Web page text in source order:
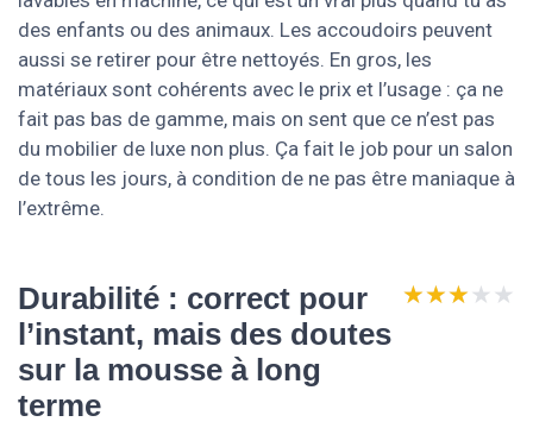
des enfants ou des animaux. Les accoudoirs peuvent
aussi se retirer pour être nettoyés. En gros, les
matériaux sont cohérents avec le prix et l’usage : ça ne
fait pas bas de gamme, mais on sent que ce n’est pas
du mobilier de luxe non plus. Ça fait le job pour un salon
de tous les jours, à condition de ne pas être maniaque à
l’extrême.
Durabilité : correct pour
l’instant, mais des doutes
sur la mousse à long
terme
★★★★★
★★★★★